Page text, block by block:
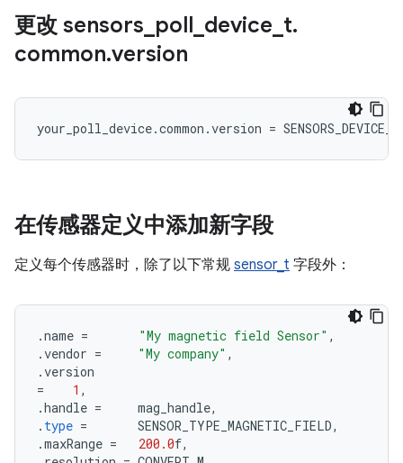
更改 sensors poll device t.
common.version
your_poll_device.common.version =
在传感器定义中添加新字段
定义每个传感器时，除了以下常规 sensor_t 字段外：
.name = "My magnetic field Sensor" ,
.vendor = "My company" ,
.version
=
1 ,
.handle = mag_handle,
. type = SENSOR_TYPE_MAGNETIC_FIELD,
.maxRange = 200.0f,